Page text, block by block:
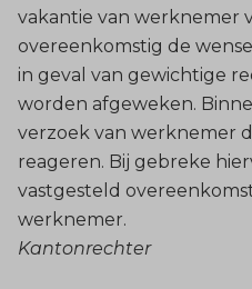
vakantie van werknemer
overeenkomstig de
in geval van gewichtige
worden afgeweken.
verzoek van werknemer
reageren. Bij gebreke
vastgesteld
werknemer.
Kantonrechter